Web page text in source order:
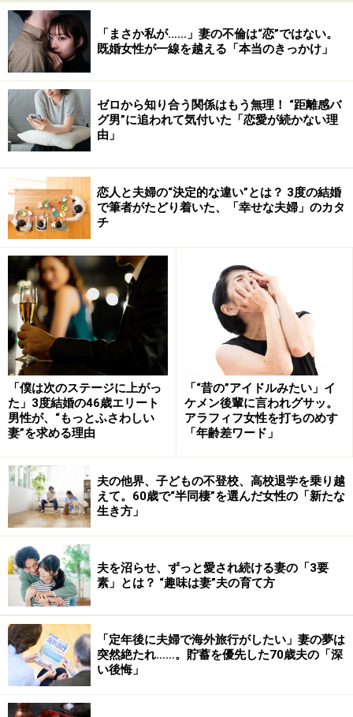
HP：www.edokiriko.net/school/
2.江戸風鈴の製作体験
心癒される音色の江戸硝子風鈴に絵付けをする体験。
来年の夏が楽しみになります。
■江戸風鈴・篠原まるよし風鈴（江戸時代から続く江戸
風鈴の工房）
HP：www.sam.hi-ho.ne.jp/maruyosi/
3.江戸更紗 染色体験
江戸染色は、不器用でもそれなりに味わい深い作品がで
きます。
相手の意外な才能にびっくりすることも！
■染の里 二葉苑
（江戸染色の技法と心を受け継ぎ、伝統を守りながら新
しいチャレンジをする90年の歴史ある染め工房）
HP： www.futaba-en.jp/index.html
「まさか私が……」妻の不倫は“恋”ではない。
既婚女性が一線を越える「本当のきっかけ」
ゼロから知り合う関係はもう無理！ “距離感バ
グ男”に追われて気付いた「恋愛が続かない理
由」
恋人と夫婦の“決定的な違い”とは？ 3度の結婚
で筆者がたどり着いた、「幸せな夫婦」のカタ
チ
「僕は次のステージに上がっ
た」3度結婚の46歳エリート
男性が、“もっとふさわしい
妻”を求める理由
「“昔の”アイドルみたい」イ
ケメン後輩に言われグサッ。
アラフィフ女性を打ちのめす
「年齢差ワード」
夫の他界、子どもの不登校、高校退学を乗り越
えて。60歳で“半同棲”を選んだ女性の「新たな
生き方」
夫を沼らせ、ずっと愛され続ける妻の「3要
素」とは？ “趣味は妻”夫の育て方
「定年後に夫婦で海外旅行がしたい」妻の夢は
突然絶たれ……。貯蓄を優先した70歳夫の「深
い後悔」